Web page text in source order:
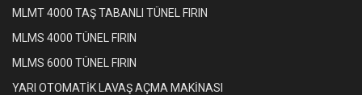
MLMT 4000 TAŞ TABANLI TÜNEL FIRIN
MLMS 4000 TÜNEL FIRIN
MLMS 6000 TÜNEL FIRIN
YARI OTOMATİK LAVAŞ AÇMA MAKİNASI